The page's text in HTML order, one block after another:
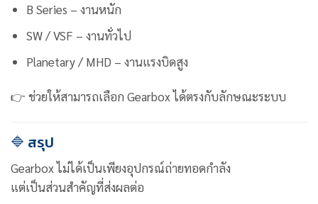
B Series – งานหนัก
SW / VSF – งานทั่วไป
Planetary / MHD – งานแรงบิดสูง
👉 ช่วยให้สามารถเลือก Gearbox ได้ตรงกับลักษณะระบบ
🔷 สรุป
Gearbox ไม่ได้เป็นเพียงอุปกรณ์ถ่ายทอดกำลัง
แต่เป็นส่วนสำคัญที่ส่งผลต่อ